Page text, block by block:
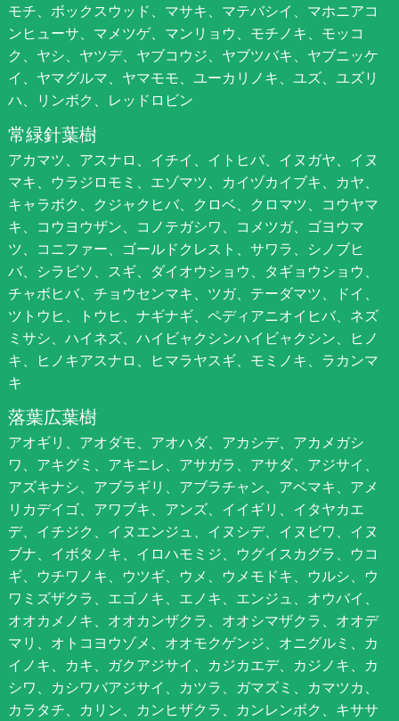
モチ、ボックスウッド、マサキ、マテバシイ、マホニアコ
ンヒューサ、マメツゲ、マンリョウ、モチノキ、モッコ
ク、ヤシ、ヤツデ、ヤブコウジ、ヤブツバキ、ヤブニッケ
イ、ヤマグルマ、ヤマモモ、ユーカリノキ、ユズ、ユズリ
ハ、リンボク、レッドロビン
常緑針葉樹
アカマツ、アスナロ、イチイ、イトヒバ、イヌガヤ、イヌ
マキ、ウラジロモミ、エゾマツ、カイヅカイブキ、カヤ、
キャラボク、クジャクヒバ、クロベ、クロマツ、コウヤマ
キ、コウヨウザン、コノテガシワ、コメツガ、ゴヨウマ
ツ、コニファー、ゴールドクレスト、サワラ、シノブヒ
バ、シラビソ、スギ、ダイオウショウ、タギョウショウ、
チャボヒバ、チョウセンマキ、ツガ、テーダマツ、ドイ、
ツトウヒ、トウヒ、ナギナギ、ペディアニオイヒバ、ネズ
ミサシ、ハイネズ、ハイビャクシンハイビャクシン、ヒノ
キ、ヒノキアスナロ、ヒマラヤスギ、モミノキ、ラカンマ
キ
落葉広葉樹
アオギリ、アオダモ、アオハダ、アカシデ、アカメガシ
ワ、アキグミ、アキニレ、アサガラ、アサダ、アジサイ、
アズキナシ、アブラギリ、アブラチャン、アベマキ、アメ
リカデイゴ、アワブキ、アンズ、イイギリ、イタヤカエ
デ、イチジク、イヌエンジュ、イヌシデ、イヌビワ、イヌ
ブナ、イボタノキ、イロハモミジ、ウグイスカグラ、ウコ
ギ、ウチワノキ、ウツギ、ウメ、ウメモドキ、ウルシ、ウ
ワミズザクラ、エゴノキ、エノキ、エンジュ、オウバイ、
オオカメノキ、オオカンザクラ、オオシマザクラ、オオデ
マリ、オトコヨウゾメ、オオモクゲンジ、オニグルミ、カ
イノキ、カキ、ガクアジサイ、カジカエデ、カジノキ、カ
シワ、カシワバアジサイ、カツラ、ガマズミ、カマツカ、
カラタチ、カリン、カンヒザクラ、カンレンボク、キササ